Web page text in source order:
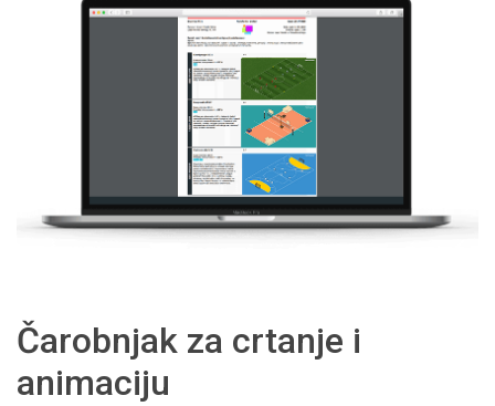
Čarobnjak za crtanje i
animaciju